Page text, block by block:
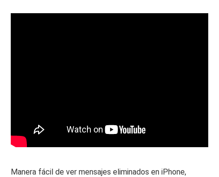
Manera fácil de ver mensajes eliminados en iPhone,